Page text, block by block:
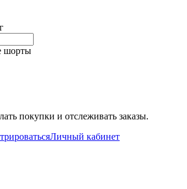
шорты
покупки и отслеживать заказы.
Личный кабинет